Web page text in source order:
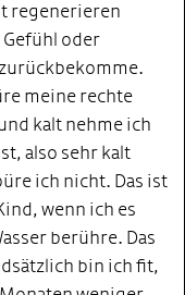
regenerieren
oder
meine rechte
kalt nehme ich
also sehr kalt
ich nicht. Das ist
wenn ich es
berühre. Das
bin ich fit,